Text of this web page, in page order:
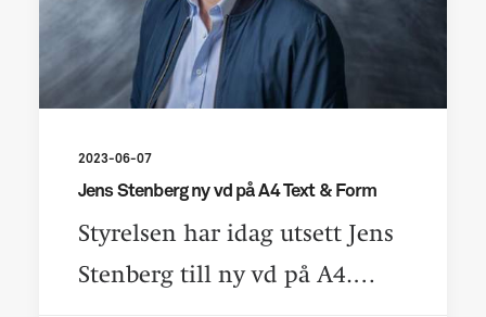
2023-06-07
Jens Stenberg ny vd på A4 Text & Form
Styrelsen har idag utsett Jens
Stenberg till ny vd på A4.…